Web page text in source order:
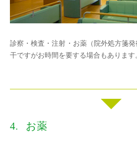
診察・検査・注射・お薬（院外処方箋
干ですがお時間を要する場合もあります
お薬